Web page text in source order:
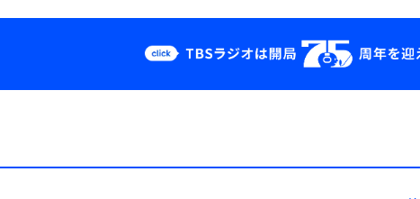
Podcast
YouTube